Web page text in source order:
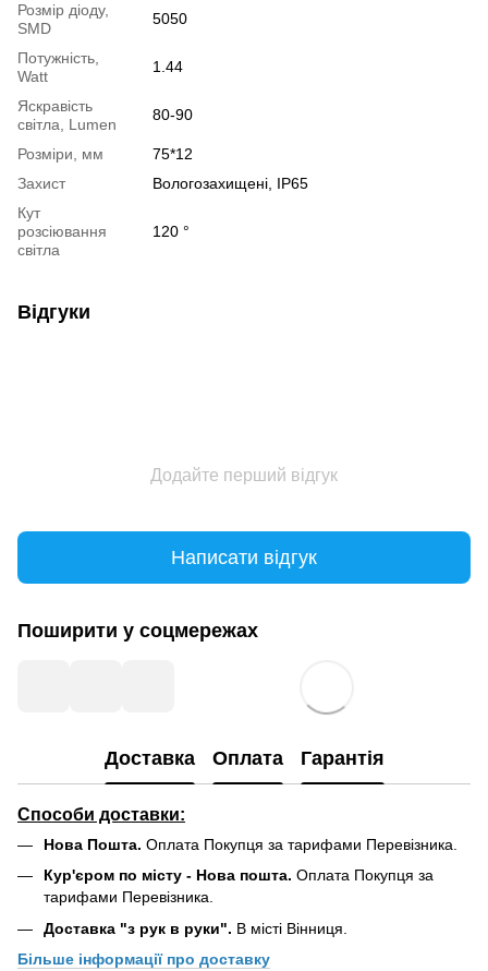
Розмір діоду,
SMD
5050
Потужність,
Watt
1.44
Яскравість
світла, Lumen
80-90
Розміри, мм
75*12
Захист
Вологозахищені, IP65
Кут
розсіювання
світла
120 °
Відгуки
Додайте перший відгук
Написати відгук
Поширити у соцмережах
Доставка Оплата Гарантія
Способи доставки:
Нова Пошта. Оплата Покупця за тарифами Перевізника.
Кур'єром по місту - Нова пошта. Оплата Покупця за
тарифами Перевізника.
Доставка "з рук в руки". В місті Вінниця.
Більше інформації про доставку